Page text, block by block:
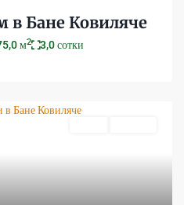
в Бане Ковиляче
м2 3,0 сотки